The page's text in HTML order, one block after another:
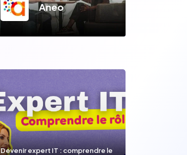
Aneo
Devenir expert IT : comprendre le